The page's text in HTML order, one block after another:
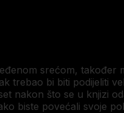
srećom,
trebao bi biti podijeliti
nakon što se u knjizi
biste povećali svoje